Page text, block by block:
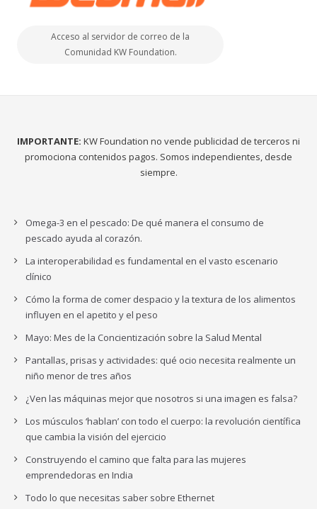
Acceso al servidor de correo de la
Comunidad KW Foundation.
IMPORTANTE: KW Foundation no vende publicidad de terceros ni
promociona contenidos pagos. Somos independientes, desde
siempre.
Omega-3 en el pescado: De qué manera el consumo de
pescado ayuda al corazón.
La interoperabilidad es fundamental en el vasto escenario
clínico
Cómo la forma de comer despacio y la textura de los alimentos
influyen en el apetito y el peso
Mayo: Mes de la Concientización sobre la Salud Mental
Pantallas, prisas y actividades: qué ocio necesita realmente un
niño menor de tres años
¿Ven las máquinas mejor que nosotros si una imagen es falsa?
Los músculos ‘hablan’ con todo el cuerpo: la revolución científica
que cambia la visión del ejercicio
Construyendo el camino que falta para las mujeres
emprendedoras en India
Todo lo que necesitas saber sobre Ethernet